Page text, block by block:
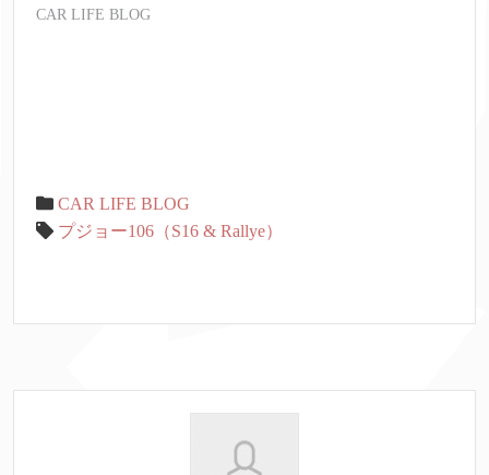
CAR LIFE BLOG
CAR LIFE BLOG
プジョー106（S16 & Rallye）